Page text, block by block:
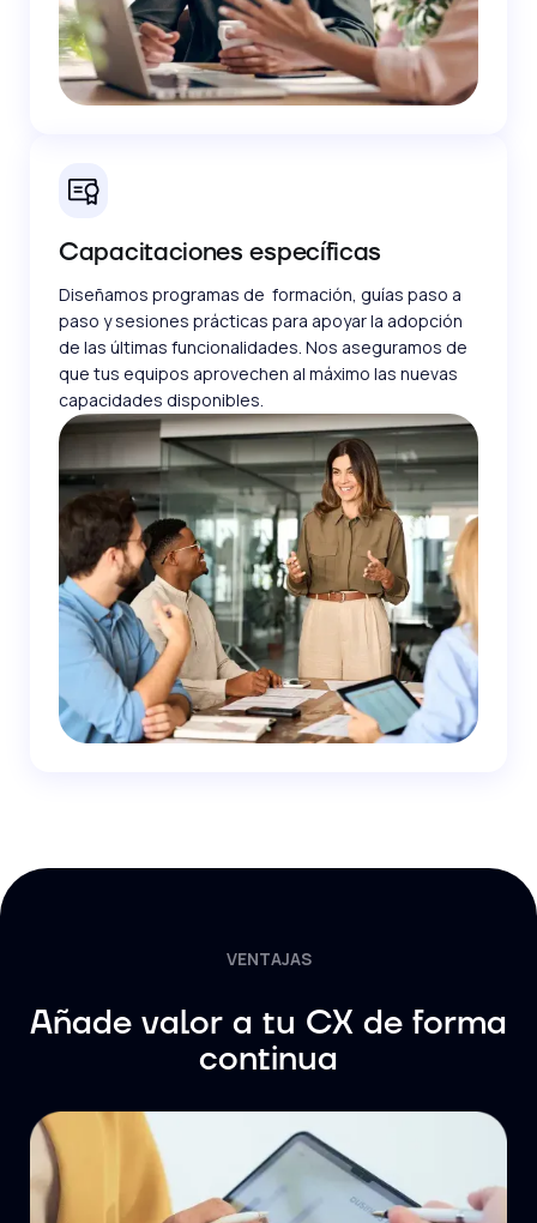
Capacitaciones específicas
Diseñamos programas de formación, guías paso a
paso y sesiones prácticas para apoyar la adopción
de las últimas funcionalidades. Nos aseguramos de
que tus equipos aprovechen al máximo las nuevas
capacidades disponibles.
VENTAJAS
Añade valor a tu CX de forma
continua